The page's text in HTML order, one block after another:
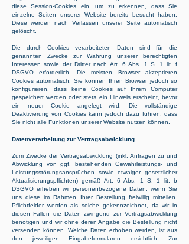
diese Session-Cookies ein, um zu erkennen, dass Sie
einzelne Seiten unserer Website bereits besucht haben.
Diese werden nach Verlassen unserer Seite automatisch
gelöscht.
Die durch Cookies verarbeiteten Daten sind für die
genannten Zwecke zur Wahrung unserer berechtigten
Interessen sowie der Dritter nach Art. 6 Abs. 1 S. 1 lit. f
DSGVO erforderlich. Die meisten Browser akzeptieren
Cookies automatisch. Sie können Ihren Browser jedoch so
konfigurieren, dass keine Cookies auf Ihrem Computer
gespeichert werden oder stets ein Hinweis erscheint, bevor
ein neuer Cookie angelegt wird. Die vollständige
Deaktivierung von Cookies kann jedoch dazu führen, dass
Sie nicht alle Funktionen unserer Website nutzen können.
Datenverarbeitung zur Vertragsabwicklung
Zum Zwecke der Vertragsabwicklung (inkl. Anfragen zu und
Abwicklung von ggf. bestehenden Gewährleistungs- und
Leistungsstörungsansprüchen sowie etwaiger gesetzlicher
Aktualisierungspflichten) gemäß Art. 6 Abs. 1 S. 1 lit. b
DSGVO erheben wir personenbezogene Daten, wenn Sie
uns diese im Rahmen Ihrer Bestellung freiwillig mitteilen.
Pflichtfelder werden als solche gekennzeichnet, da wir in
diesen Fällen die Daten zwingend zur Vertragsabwicklung
benötigen und wir ohne deren Angabe die Bestellung nicht
versenden können. Welche Daten erhoben werden, ist aus
den jeweiligen Eingabeformularen ersichtlich. Zur